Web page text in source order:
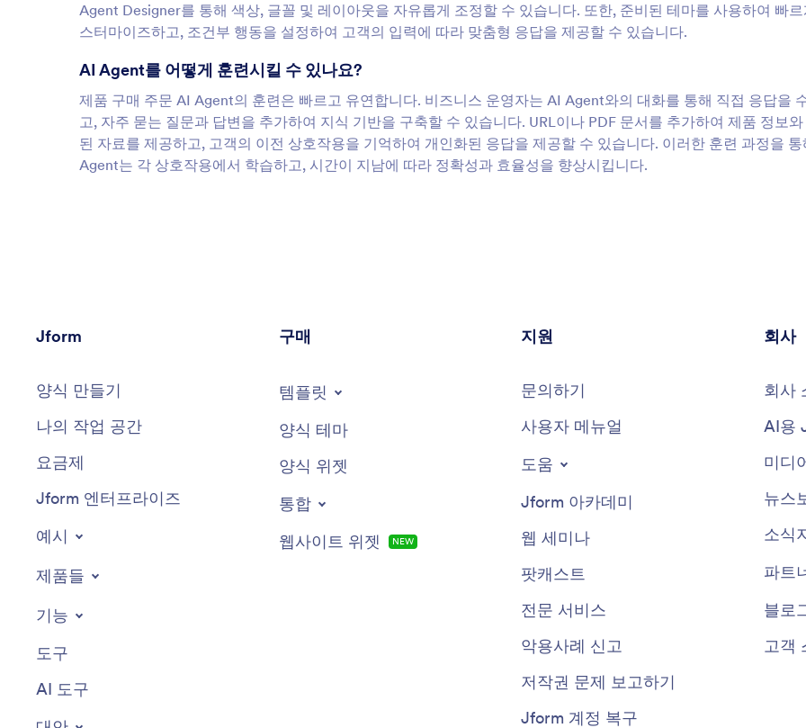
Agent Designer를 통해 색상, 글꼴 및 레이아웃을 자유롭게 조정할 수 있습니다. 또한, 준비된 테마를 사용하여 빠르
스터마이즈하고, 조건부 행동을 설정하여 고객의 입력에 따라 맞춤형 응답을 제공할 수 있습니다.
AI Agent를 어떻게 훈련시킬 수 있나요?
제품 구매 주문 AI Agent의 훈련은 빠르고 유연합니다. 비즈니스 운영자는 AI Agent와의 대화를 통해 직접 응답을
고, 자주 묻는 질문과 답변을 추가하여 지식 기반을 구축할 수 있습니다. URL이나 PDF 문서를 추가하여 제품 정보와
된 자료를 제공하고, 고객의 이전 상호작용을 기억하여 개인화된 응답을 제공할 수 있습니다. 이러한 훈련 과정을 통
Agent는 각 상호작용에서 학습하고, 시간이 지남에 따라 정확성과 효율성을 향상시킵니다.
Jform
양식 만들기
나의 작업 공간
요금제
Jform 엔터프라이즈
예시
제품들
기능
도구
AI 도구
구매
템플릿
양식 테마
양식 위젯
통합
웹사이트 위젯
NEW
지원
문의하기
사용자 메뉴얼
도움
Jform 아카데미
웹 세미나
팟캐스트
전문 서비스
악용사례 신고
저작권 문제 보고하기
Jform 계정 복구
회사
회사
AI용
미디
뉴스
소식
파트
블로
고객